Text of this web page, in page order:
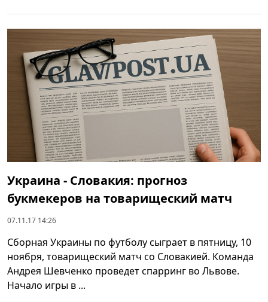
Украина - Словакия: прогноз
букмекеров на товарищеский матч
07.11.17 14:26
Сборная Украины по футболу сыграет в пятницу, 10
ноября, товарищеский матч со Словакией. Команда
Андрея Шевченко проведет спарринг во Львове.
Начало игры в ...